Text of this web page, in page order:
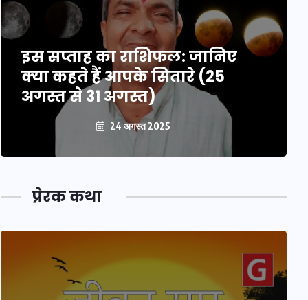
इस सप्ताह का राशिफल: जानिए
क्या कहते हैं आपके सितारे (25
अगस्त से 31 अगस्त)
24 अगस्त 2025
प्रेरक कथा